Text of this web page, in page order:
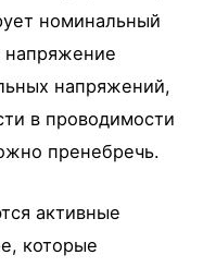
номинальный
напряжение
напряжений,
в проводимости
пренебречь.
активные
которые